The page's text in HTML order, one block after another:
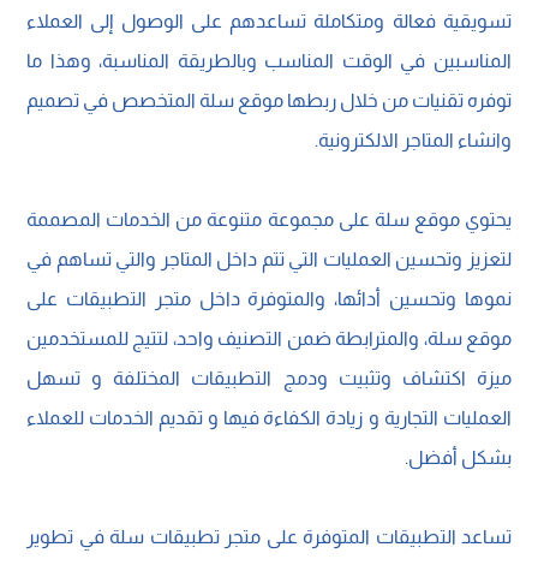
تسويقية فعالة ومتكاملة تساعدهم على الوصول إلى العملاء
المناسبين في الوقت المناسب وبالطريقة المناسبة، وهذا ما
توفره تقنيات من خلال ربطها موقع سلة المتخصص في تصميم
وانشاء المتاجر الالكترونية.
يحتوي موقع سلة على مجموعة متنوعة من الخدمات المصممة
لتعزيز وتحسين العمليات التي تتم داخل المتاجر والتي تساهم في
نموها وتحسين أدائها، والمتوفرة داخل متجر التطبيقات على
موقع سلة، والمترابطة ضمن التصنيف واحد، لتتيج للمستخدمين
ميزة اكتشاف وتثبيت ودمج التطبيقات المختلفة و تسهل
العمليات التجارية و زيادة الكفاءة فيها و تقديم الخدمات للعملاء
بشكل أفضل.
تساعد التطبيقات المتوفرة على متجر تطبيقات سلة في تطوير